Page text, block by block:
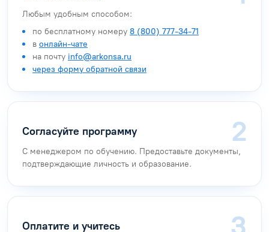
Любым удобным способом:
по бесплатному номеру 8 (800) 777-34-71
в онлайн-чате
на почту info@arkonsa.ru
через форму обратной связи
Согласуйте программу
С менеджером по обучению. Предоставьте документы,
подтверждающие личность и образование.
Оплатите и учитесь